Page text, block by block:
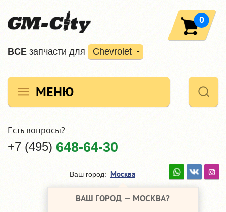
ВCE запчасти для Chevrolet
0
МЕНЮ
Есть вопросы?
+7 (495) 648-64-30
Ваш город: Москва
ВАШ ГОРОД — МОСКВА?